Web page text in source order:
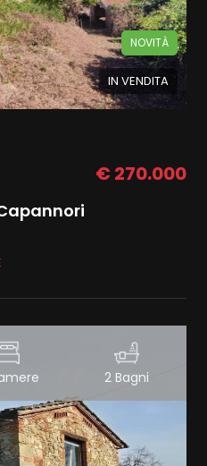
IN VENDITA
NOVITÀ
€ 270.000
2 Bagni